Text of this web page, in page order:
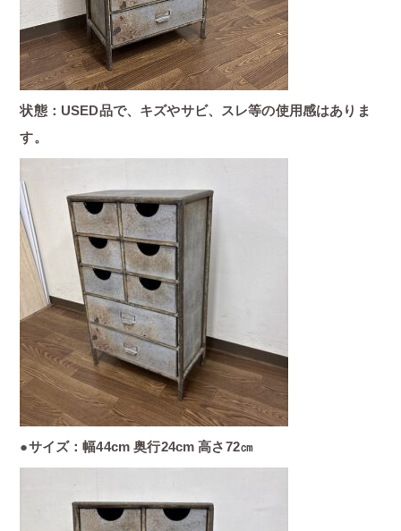
状態：USED品で、キズやサビ、スレ等の使用感はありま
す。
●サイズ：幅44cm 奥行24cm 高さ72㎝